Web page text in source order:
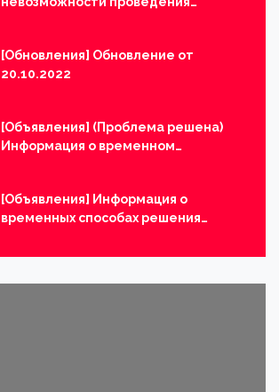
[Обновления] Обновление от
20.10.2022
[Объявления] (Проблема решена)
Информация о временном
[Объявления] Информация о
временных способах решения
прохождении контента Магнуса